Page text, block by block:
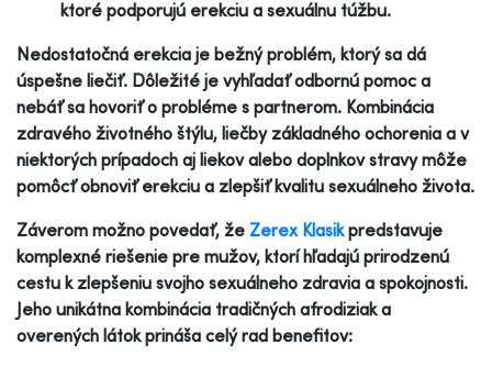
ktoré podporujú erekciu a sexuálnu túžbu.
Nedostatočná erekcia je bežný problém, ktorý sa dá
úspešne liečiť. Dôležité je vyhľadať odbornú pomoc a
nebáť sa hovoriť o probléme s partnerom. Kombinácia
zdravého životného štýlu, liečby základného ochorenia a v
niektorých prípadoch aj liekov alebo doplnkov stravy môže
pomôcť obnoviť erekciu a zlepšiť kvalitu sexuálneho života.
Záverom možno povedať, že Zerex Klasikpredstavuje
komplexné riešenie pre mužov, ktorí hľadajú prirodzenú
cestu k zlepšeniu svojho sexuálneho zdravia a spokojnosti.
Jeho unikátna kombinácia tradičných afrodiziak a
overených látok prináša celý rad benefitov: